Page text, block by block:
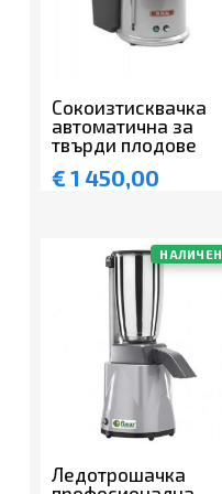
Сокоизтисквачка
автоматична за
твърди плодове
€ 1 450,00
НАЛИЧЕН
Ледотрошачка